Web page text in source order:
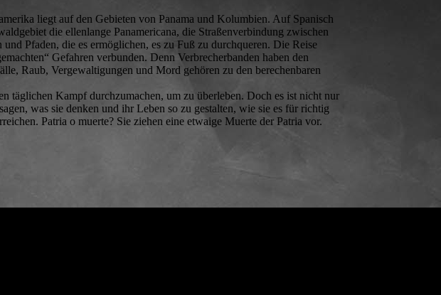
liegt auf den Gebieten von Panama und Kolumbien. Auf Spanisch
die ellenlange Panamericana, die Straßenverbindung zwischen
Pfaden, die es ermöglichen, es zu Fuß zu durchqueren. Die Reise
Gefahren verbunden. Denn Verbrecherbanden haben den
Raub, Vergewaltigungen und Mord gehören zu den berechenbaren
täglichen Kampf durchzumachen, um zu überleben. Doch es ist nicht nur
was sie denken und ihr Leben so zu gestalten, wie sie es für richtig
Patria o muerte? Sie ziehen eine etwaige Muerte der Patria vor.